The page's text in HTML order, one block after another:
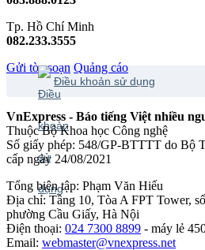
Tp. Hồ Chí Minh
082.233.3555
Gửi tòa soạn Quảng cáo
Điều khoản sử dụng
VnExpress - Báo tiếng Việt nhiều
Thuộc Bộ Khoa học Công nghệ
Số giấy phép: 548/GP-BTTTT do Bộ
cấp ngày 24/08/2021
Tổng biên tập: Phạm Văn Hiếu
Địa chỉ: Tầng 10, Tòa A FPT Tower,
phường Cầu Giấy, Hà Nội
Điện thoại: 024 7300 8899 - máy lẻ
Email: webmaster@vnexpress.net